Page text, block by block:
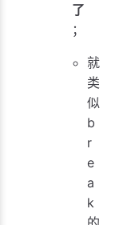
了
；
就
类
似
b
r
e
a
k